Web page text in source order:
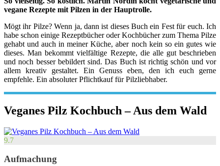
vegane Rezepte mit Pilzen in der Hauptrolle.
Mögt ihr Pilze? Wenn ja, dann ist dieses Buch ein Fest für euch. Ich
habe schon einige Rezeptbücher oder Kochbücher zum Thema Pilze
gehabt und auch in meiner Küche, aber noch kein so ein gutes wie
dieses. Man bekommt vielfältige Rezepte, die alle gut beschrieben
und noch besser bebildert sind. Das Buch ist richtig schön und vor
allem kreativ gestaltet. Ein Genuss eben, den ich euch gerne
empfehle. Ein absoluter Pflichtkauf für Pilzliebhaber.
Veganes Pilz Kochbuch – Aus dem Wald
9.7
Aufmachung